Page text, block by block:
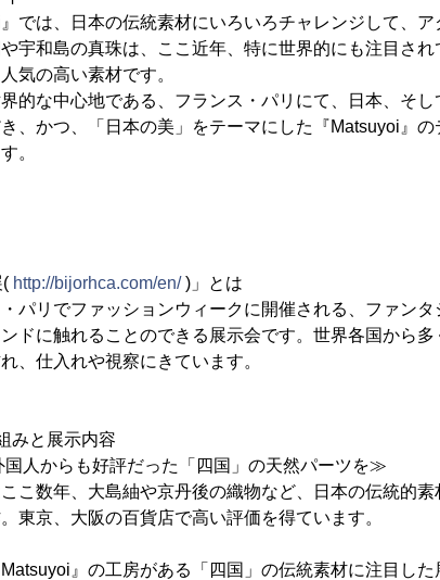
では、日本の伝統素材にいろいろチャレンジして、
宇和島の真珠は、ここ近年、特に世界的にも注目さ
気の高い素材です。
的な中心地である、フランス・パリにて、日本、そ
、かつ、「日本の美」をテーマにした『Matsuyoi』
。
http://bijorhca.com/en/)」とは
パリでファッションウィークに開催される、ファン
ドに触れることのできる展示会です。世界各国から
、仕入れや視察にきています。
みと展示内容
人からも好評だった「四国」の天然パーツを≫
ここ数年、大島紬や京丹後の織物など、日本の伝統的
東京、大阪の百貨店で高い評価を得ています。
』の工房がある「四国」の伝統素材に注目し